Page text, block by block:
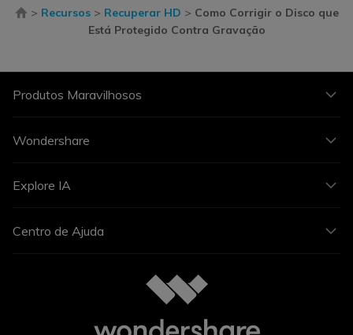
> Recursos> Recuperar HD > Como Corrigir o Disco que
Está Protegido Contra Gravação
Produtos Maravilhosos
Wondershare
Explore IA
Centro de Ajuda